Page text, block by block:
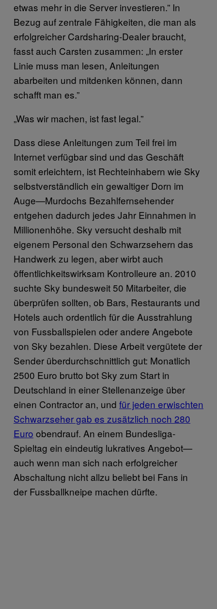
etwas mehr in die Server investieren.” In
Bezug auf zentrale Fähigkeiten, die man als
erfolgreicher Cardsharing-Dealer braucht,
fasst auch Carsten zusammen: „In erster
Linie muss man lesen, Anleitungen
abarbeiten und mitdenken können, dann
schafft man es.”
„Was wir machen, ist fast legal.”
Dass diese Anleitungen zum Teil frei im
Internet verfügbar sind und das Geschäft
somit erleichtern, ist Rechteinhabern wie Sky
selbstverständlich ein gewaltiger Dorn im
Auge—Murdochs Bezahlfernsehender
entgehen dadurch jedes Jahr Einnahmen in
Millionenhöhe. Sky versucht deshalb mit
eigenem Personal den Schwarzsehern das
Handwerk zu legen, aber wirbt auch
öffentlichkeitswirksam Kontrolleure an. 2010
suchte Sky bundesweit 50 Mitarbeiter, die
überprüfen sollten, ob Bars, Restaurants und
Hotels auch ordentlich für die Ausstrahlung
von Fussballspielen oder andere Angebote
von Sky bezahlen. Diese Arbeit vergütete der
Sender überdurchschnittlich gut: Monatlich
2500 Euro brutto bot Sky zum Start in
Deutschland in einer Stellenanzeige über
einen Contractor an, und für jeden erwischten
Schwarzseher gab es zusätzlich noch 280
Euro obendrauf. An einem Bundesliga-
Spieltag ein eindeutig lukratives Angebot—
auch wenn man sich nach erfolgreicher
Abschaltung nicht allzu beliebt bei Fans in
der Fussballkneipe machen dürfte.